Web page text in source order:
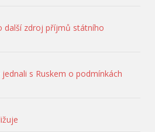
další zdroj příjmů státního
s Ruskem o podmínkách